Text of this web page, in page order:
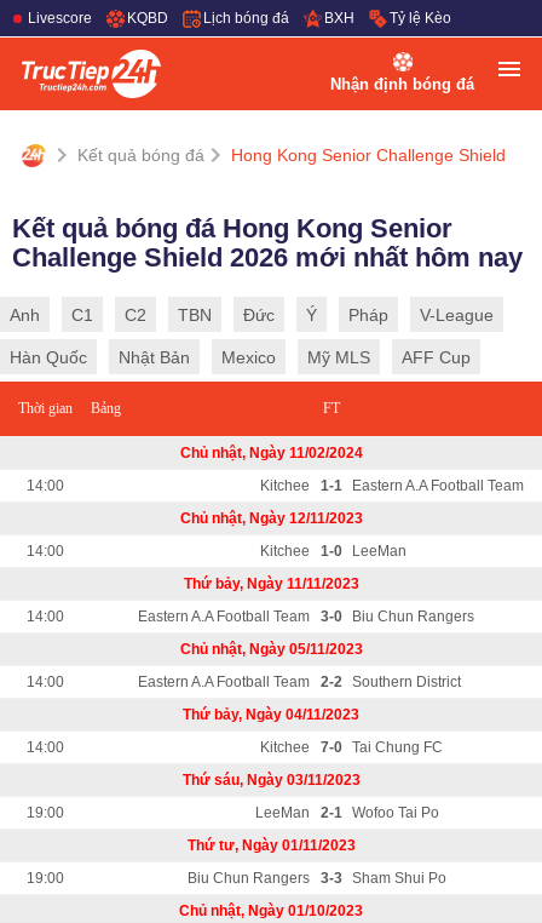
Livescore KQBD Lịch bóng đá BXH Tỷ lệ Kèo
Nhận định bóng đá
Kết quả bóng đá Hong Kong Senior Challenge Shield
Kết quả bóng đá Hong Kong Senior
Challenge Shield 2026 mới nhất hôm nay
Anh C1 C2 TBN Đức Ý Pháp V-League
Hàn Quốc Nhật Bản Mexico Mỹ MLS AFF Cup
Thời gian Bảng FT
Chủ nhật, Ngày 11/02/2024
14:00
Kitchee 1-1
Eastern A.A Football Team
Chủ nhật, Ngày 12/11/2023
14:00
Kitchee 1-0
LeeMan
Thứ bảy, Ngày 11/11/2023
14:00
Eastern A.A Football Team 3-0
Biu Chun Rangers
Chủ nhật, Ngày 05/11/2023
14:00
Eastern A.A Football Team 2-2
Southern District
Thứ bảy, Ngày 04/11/2023
14:00
Kitchee 7-0
Tai Chung FC
Thứ sáu, Ngày 03/11/2023
19:00
LeeMan 2-1
Wofoo Tai Po
Thứ tư, Ngày 01/11/2023
19:00
Biu Chun Rangers 3-3
Sham Shui Po
Chủ nhật, Ngày 01/10/2023